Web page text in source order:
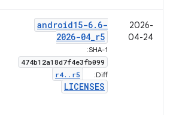
2026-
04-24
android15-6. 6-
2026-04_r5
SHA-1:
474b12a18d7f4e3fb099
Diff:
r4. . r5
LICENSES